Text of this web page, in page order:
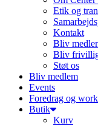
Etik og
Kontakt
Bliv
Bliv
Støt os
Bliv medlem
Events
Foredrag og
Butik
Kurv